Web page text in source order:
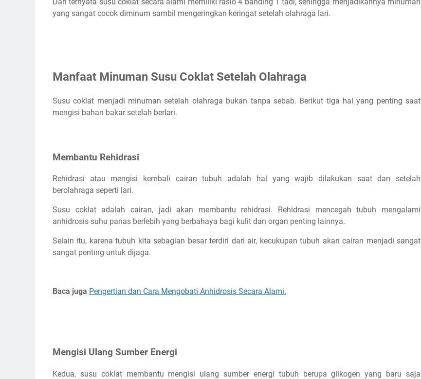
yang sangat cocok diminum sambil mengeringkan keringat setelah olahraga lari.
Manfaat Minuman Susu Coklat Setelah Olahraga
Susu coklat menjadi minuman setelah olahraga bukan tanpa sebab. Berikut tiga hal yang penting saat
mengisi bahan bakar setelah berlari.
Membantu Rehidrasi
Rehidrasi atau mengisi kembali cairan tubuh adalah hal yang wajib dilakukan saat dan setelah
berolahraga seperti lari.
Susu coklat adalah cairan, jadi akan membantu rehidrasi. Rehidrasi mencegah tubuh mengalami
anhidrosis suhu panas berlebih yang berbahaya bagi kulit dan organ penting lainnya.
Selain itu, karena tubuh kita sebagian besar terdiri dari air, kecukupan tubuh akan cairan menjadi sangat
sangat penting untuk dijaga.
Baca juga Pengertian dan Cara Mengobati Anhidrosis Secara Alami.
Mengisi Ulang Sumber Energi
Kedua, susu coklat membantu mengisi ulang sumber energi tubuh berupa glikogen yang baru saja